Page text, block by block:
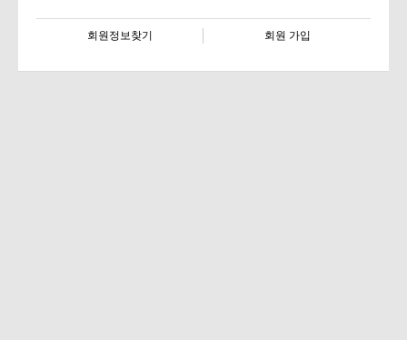
회원정보찾기 회원 가입